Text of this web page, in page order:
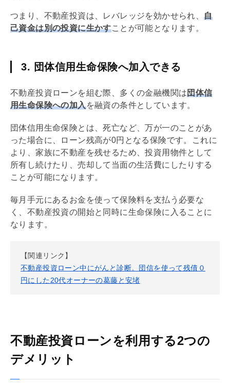
つまり、不動産投資は、 レバレッジを効かせられ、自
己資金は別の投資に生かすことが可能となります。
3. 団体信用生命保険へ加入できる
不動産投資ローンを組む際、多くの金融機関は団体信
用生命保険への加入を融資の条件としています。
団体信用生命保険とは、死亡など、万が一のことがあ
った場合に、ローン残高が0円となる保険です。これに
より、家族に不動産を残せるため、投資用物件として
所有し続けたり、売却して当面の生活費にしたりする
ことが可能になります。
毎月手元にあるお金を使って保険料を支払う必要な
く、不動産投資の開始と同時に生命保険に入ることに
なります。
【関連リンク】
不動産投資ローン中にがんと診断。団信を使って残債０
円にした20代オーナーの葛藤と安堵
不動産投資ローンを利用する2つの
デメリット